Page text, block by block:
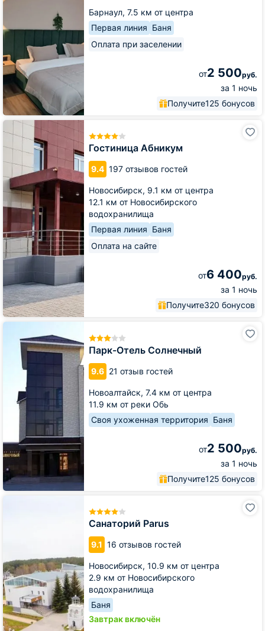
Барнаул, 7.5 км от центра
Первая линия Баня
Оплата при заселении
от2 500руб.
за 1 ночь
Получите125 бонусов
Гостиница Абникум
9.4 197 отзывов гостей
Новосибирск, 9.1 км от центра
12.1 км от Новосибирского
водохранилища
Первая линия Баня
Оплата на сайте
от6 400руб.
за 1 ночь
Получите320 бонусов
Гостиница
Абникум
Парк-Отель Солнечный
9.6 21 отзыв гостей
Новоалтайск, 7.4 км от центра
11.9 км от реки Обь
Своя ухоженная территория Баня
от2 500руб.
за 1 ночь
Получите125 бонусов
Парк-
Отель
Солнечный
Санаторий Parus
9.1 16 отзывов гостей
Новосибирск, 10.9 км от центра
2.9 км от Новосибирского
водохранилища
Баня
Завтрак включён